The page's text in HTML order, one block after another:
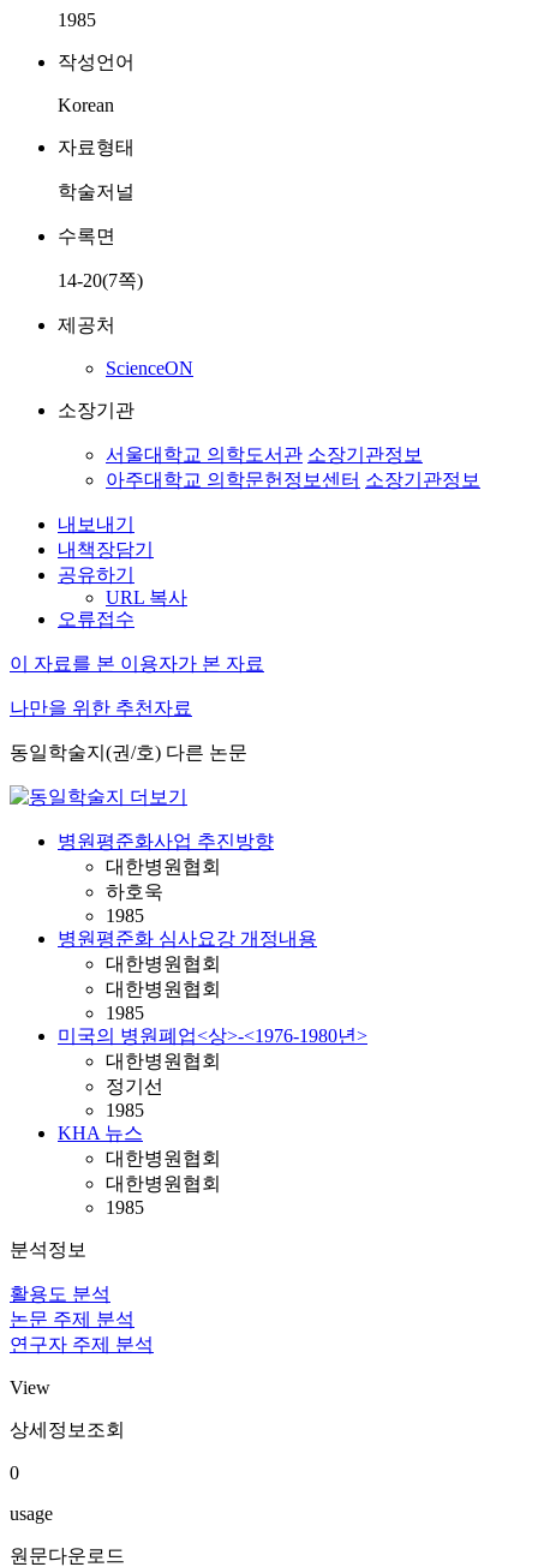
1985
작성언어
Korean
자료형태
학술저널
수록면
14-20(7쪽)
제공처
ScienceON
소장기관
서울대학교 의학도서관 소장기관정보
아주대학교 의학문헌정보센터 소장기관정보
내보내기
내책장담기
공유하기
URL 복사
오류접수
이 자료를 본 이용자가 본 자료
나만을 위한 추천자료
동일학술지(권/호) 다른 논문
병원평준화사업 추진방향
대한병원협회
하호욱
1985
병원평준화 심사요강 개정내용
대한병원협회
대한병원협회
1985
미국의 병원폐업<상>-<1976-1980년>
대한병원협회
정기선
1985
KHA 뉴스
대한병원협회
대한병원협회
1985
분석정보
활용도 분석
논문 주제 분석
연구자 주제 분석
View
상세정보조회
0
usage
원문다운로드